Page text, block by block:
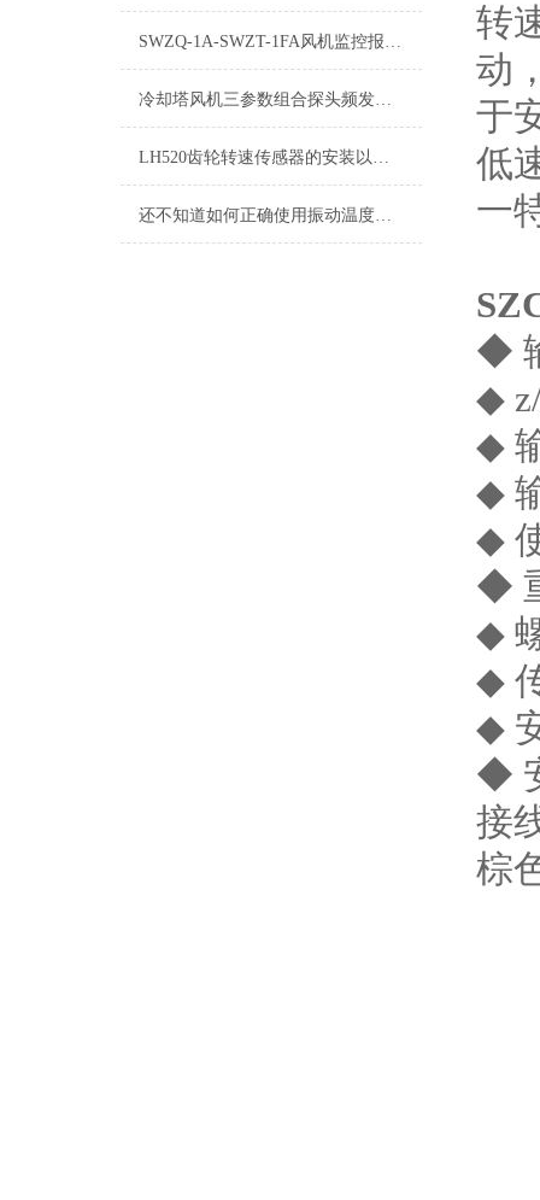
SWZQ-1A-SWZT-1FA风机监控报警器技术参数
冷却塔风机三参数组合探头频发异常？振动、温度、油位故障分步自检+判断
LH520齿轮转速传感器的安装以及问题解决方法
还不知道如何正确使用振动温度传感器？进来看
转
动
于
低
一
◆
◆
◆
◆
◆
◆
◆
◆
◆
◆
接
棕